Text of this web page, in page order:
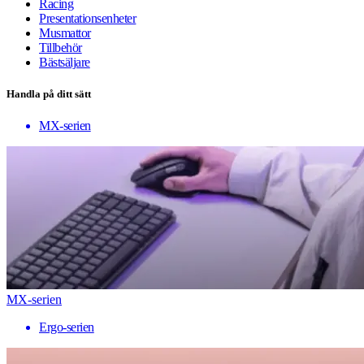
Racing
Presentationsenheter
Musmattor
Tillbehör
Bästsäljare
Handla på ditt sätt
MX-serien
MX-serien
Ergo-serien